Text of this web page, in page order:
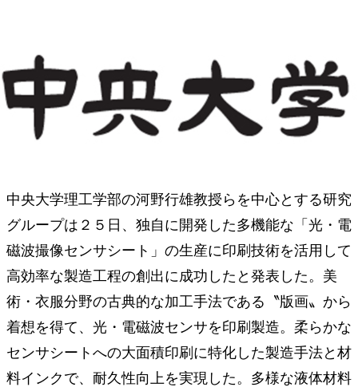
中央大学理工学部の河野行雄教授らを中心とする研究
グループは２５日、独自に開発した多機能な「光・電
磁波撮像センサシート」の生産に印刷技術を活用して
高効率な製造工程の創出に成功したと発表した。美
術・衣服分野の古典的な加工手法である〝版画〟から
着想を得て、光・電磁波センサを印刷製造。柔らかな
センサシートへの大面積印刷に特化した製造手法と材
料インクで、耐久性向上を実現した。多様な液体材料